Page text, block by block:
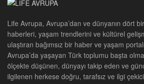
Life Avrupa, Avrupa’dan ve dünyanın dört
haberleri, yaşam trendlerini ve kültürel
ulaştıran bağımsız bir haber ve yaşam
Avrupa’da yaşayan Türk toplumu başta
ölçekte düşünen, dünyayı takip eden ve
ilgilenen herkese doğru, tarafsız ve ilgi